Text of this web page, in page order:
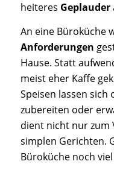
heiteres Geplauder
An eine Büroküche
Anforderungen
Hause. Statt
meist eher Kaffe
Speisen lassen
zubereiten oder
dient nicht nur zum
simplen Gerichten.
Büroküche noch